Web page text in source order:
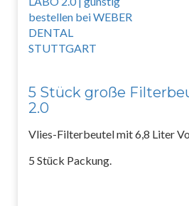
5 Stück große
2.0
Vlies-Filterbeutel mit 6,8 Liter
5 Stück Packung.